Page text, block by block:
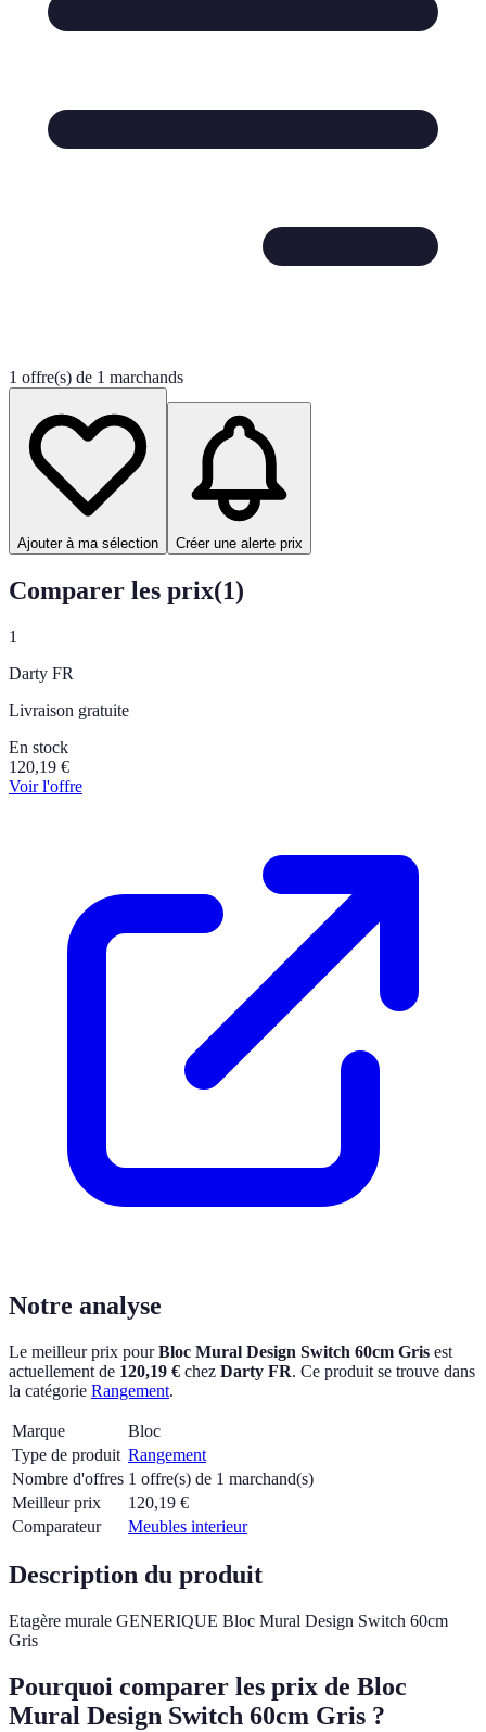
1 offre(s) de 1 marchands
Ajouter à ma sélection Créer une alerte prix
Comparer les prix(1)
1
Darty FR
Livraison gratuite
En stock
120,19 €
Voir l'offre
Notre analyse
Le meilleur prix pourBloc Mural Design Switch 60cm Gris est
actuellement de 120,19 € chez Darty FR. Ce produit se trouve dans
la catégorie Rangement.
Marque
Bloc
Type de produit Rangement
Nombre d'offres 1 offre(s) de 1 marchand(s)
Meilleur prix
120,19 €
Comparateur
Meubles interieur
Description du produit
Etagère murale GENERIQUE Bloc Mural Design Switch 60cm
Gris
Pourquoi comparer les prix de Bloc
Mural Design Switch 60cm Gris ?